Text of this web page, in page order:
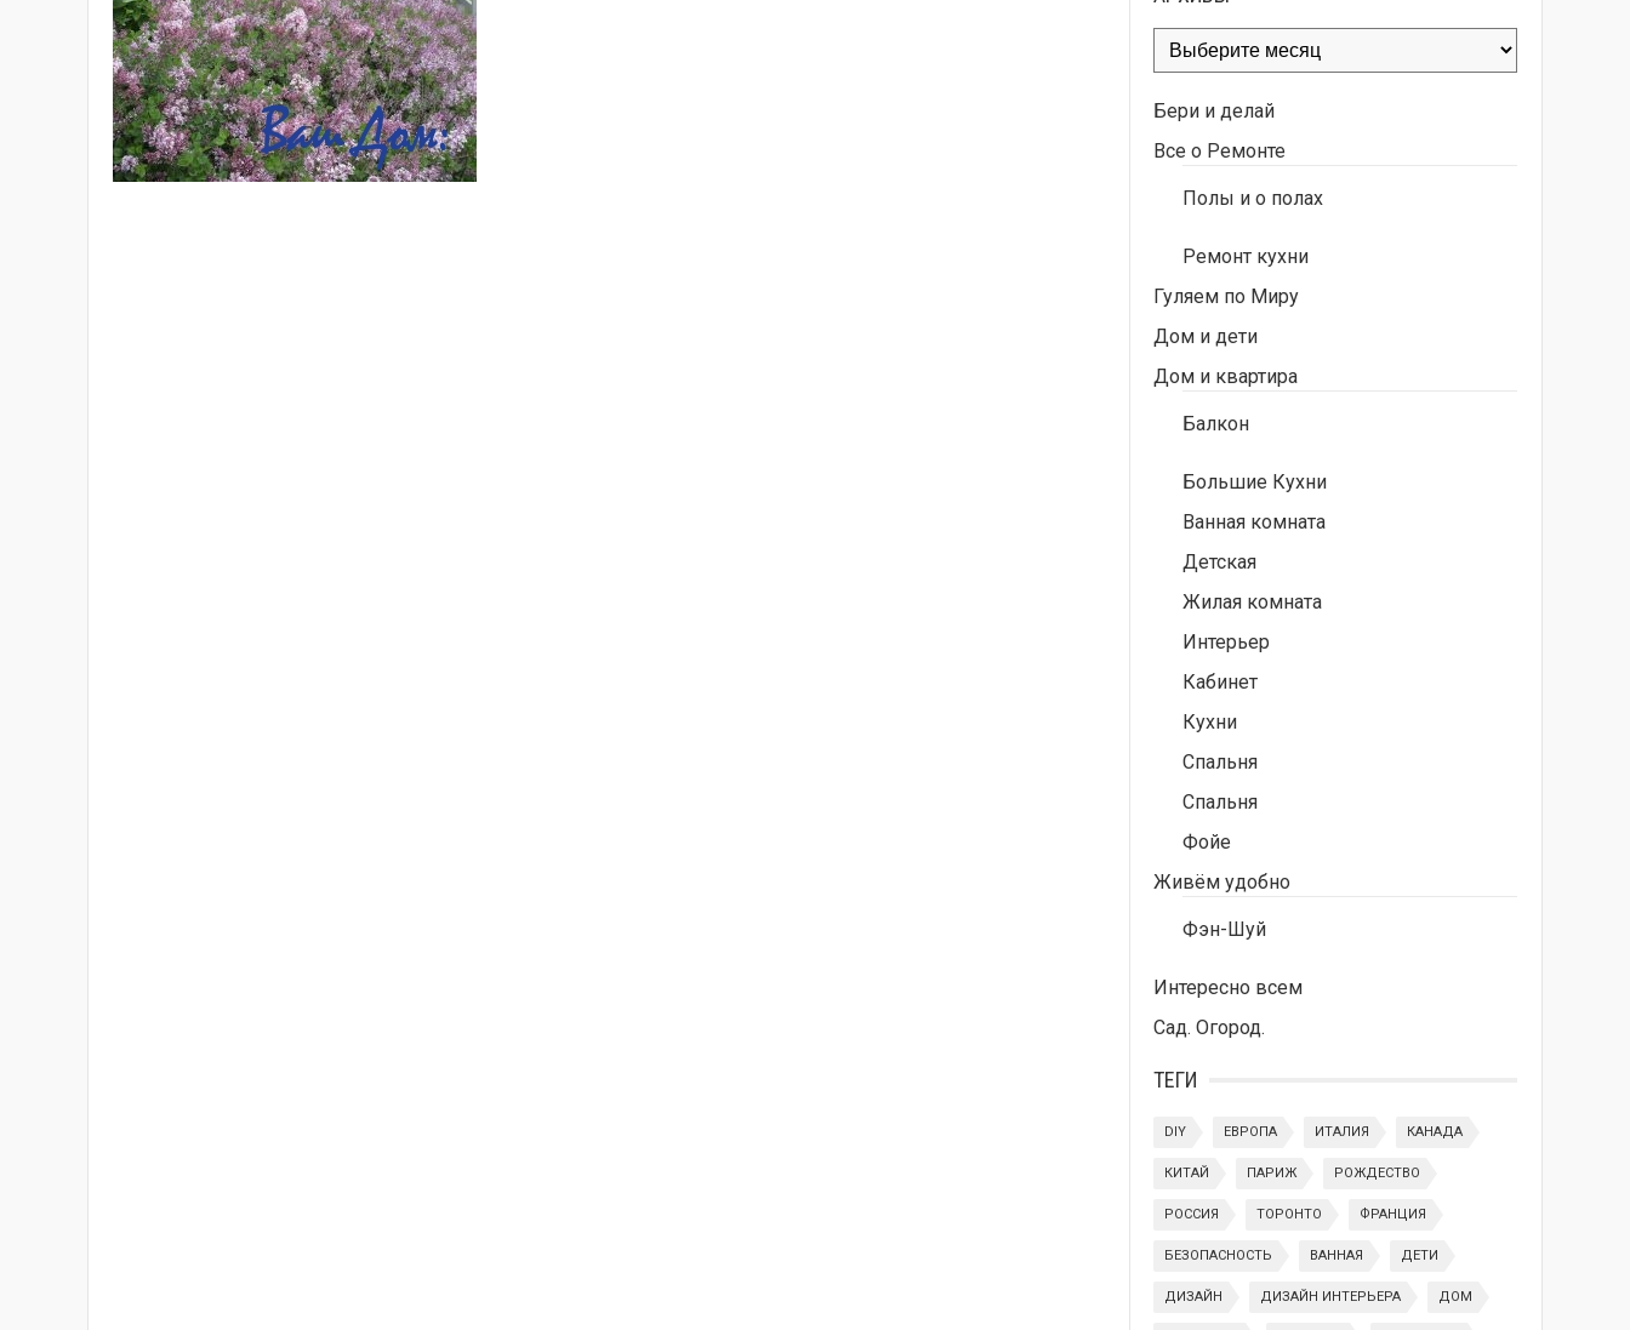
Архивы
Бери и делай
Все о Ремонте
Полы и о полах
Ремонт кухни
Гуляем по Миру
Дом и дети
Дом и квартира
Балкон
Большие Кухни
Ванная комната
Детская
Жилая комната
Интерьер
Кабинет
Кухни
Спальня
Спальня
Фойе
Живём удобно
Фэн-Шуй
Интересно всем
Сад. Огород.
ТЕГИ
DIY ЕВРОПА ИТАЛИЯ КАНАДА
КИТАЙ ПАРИЖ РОЖДЕСТВО
РОССИЯ ТОРОНТО ФРАНЦИЯ
БЕЗОПАСНОСТЬ ВАННАЯ ДЕТИ
ДИЗАЙН ДИЗАЙН ИНТЕРЬЕРА ДОМ